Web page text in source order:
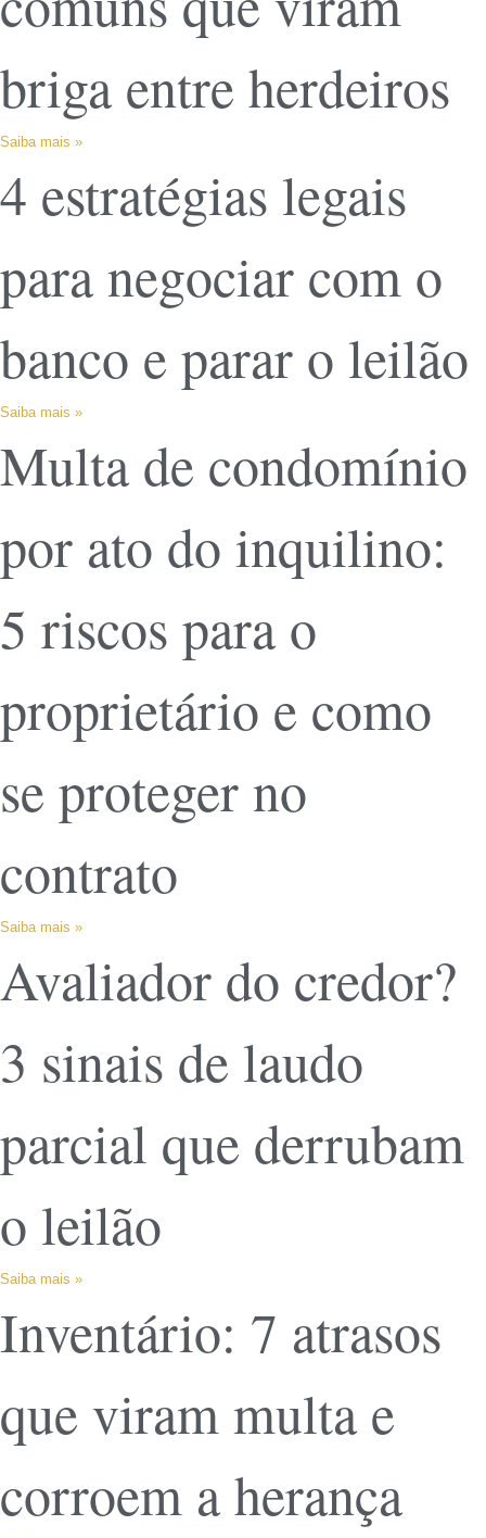
briga entre herdeiros
Saiba mais »
4 estratégias legais
para negociar com o
banco e parar o leilão
Saiba mais »
Multa de condomínio
por ato do inquilino:
5 riscos para o
proprietário e como
se proteger no
contrato
Saiba mais »
Avaliador do credor?
3 sinais de laudo
parcial que derrubam
o leilão
Saiba mais »
Inventário: 7 atrasos
que viram multa e
corroem a herança